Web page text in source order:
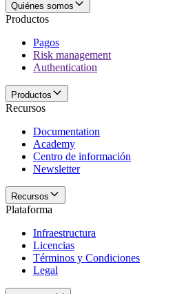
Quiénes somos
Productos
Pagos
Risk management
Authentication
Productos
Recursos
Documentation
Academy
Centro de información
Newsletter
Recursos
Plataforma
Infraestructura
Licencias
Términos y Condiciones
Legal